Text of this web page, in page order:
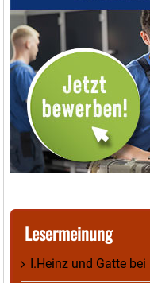
Lesermeinung
I.Heinz und Gatte bei